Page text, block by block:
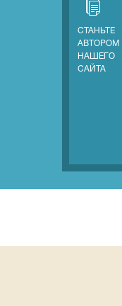
СТАНЬТЕ
АВТОРОМ
НАШЕГО
САЙТА